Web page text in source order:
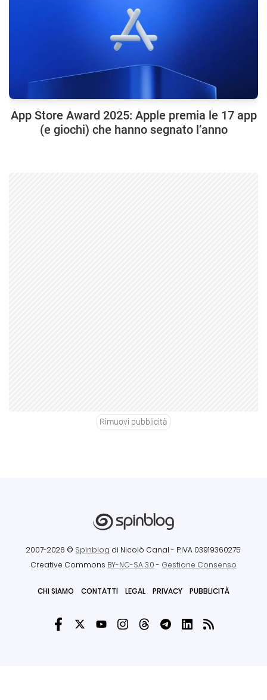
App Store Award 2025: Apple premia le 17 app
(e giochi) che hanno segnato l’anno
Rimuovi pubblicità
2007-2026 © Spinblog di Nicolò Canal - P.IVA 03919360275
Creative Commons BY-NC-SA 3.0- Gestione Consenso
CHI SIAMO CONTATTI LEGAL PRIVACY PUBBLICITÀ